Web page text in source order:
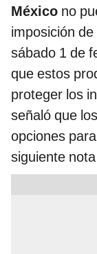
México no
imposición de
sábado 1 de
que estos
proteger los
señaló que
opciones
siguiente